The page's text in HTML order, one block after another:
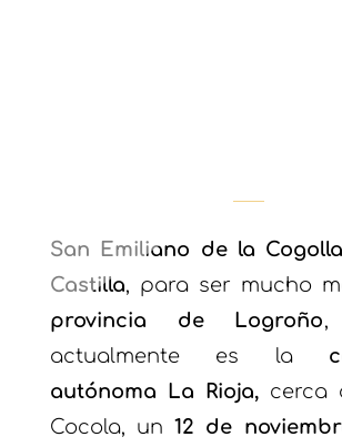
San Emiliano de la Cogolla
Castilla, para ser mucho
provincia de Logroño,
actualmente es la
autónoma La Rioja,cerca
Cocola, un12 de